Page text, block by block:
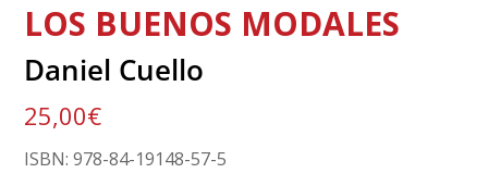
LOS BUENOS MODALES
Daniel Cuello
25,00€
ISBN: 978-84-19148-57-5